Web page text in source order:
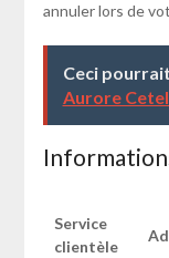
annuler lors de
Ceci
Aurore
Service
clientèle